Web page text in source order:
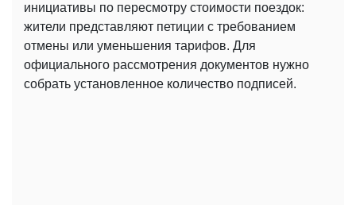
инициативы по пересмотру стоимости поездок:
жители представляют петиции с требованием
отмены или уменьшения тарифов. Для
официального рассмотрения документов нужно
собрать установленное количество подписей.